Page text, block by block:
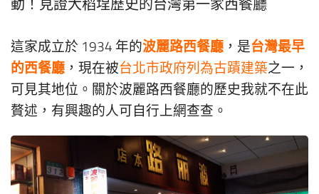
動！見證大稻埕歷史的台灣第一家西餐廳
這家成立於 1934 年的波麗路西餐廳 ，是台灣最早
的西餐廳 ，現在被台北市政府列為古蹟建築之一，
可見其地位。關於波麗路西餐廳的歷史我就不在此
贅述，有興趣的人可自行上網查查。